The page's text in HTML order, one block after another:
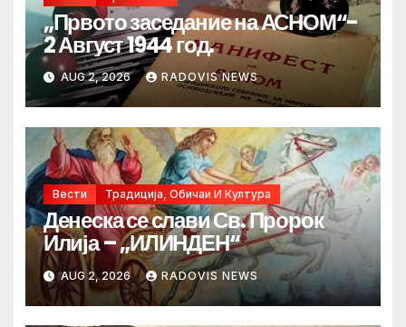
„Првото заседание на АСНОМ“-
2 Август 1944 год.
AUG 2, 2026 RADOVIS NEWS
Вести Традиција, Обичаи И Култура
Денеска се слави Св. Пророк
Илија – „ИЛИНДЕН“
AUG 2, 2026 RADOVIS NEWS